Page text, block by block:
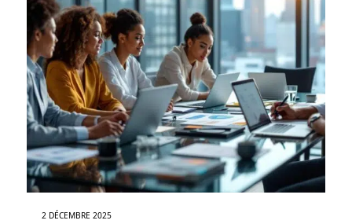
2 DÉCEMBRE 2025